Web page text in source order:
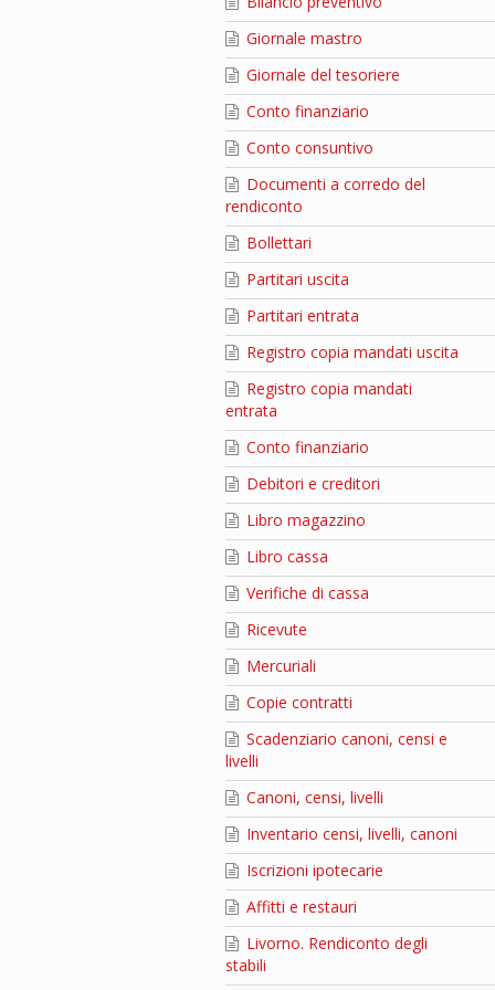
Giornale mastro
Giornale del tesoriere
Conto finanziario
Conto consuntivo
Documenti a corredo del
rendiconto
Bollettari
Partitari uscita
Partitari entrata
Registro copia mandati uscita
Registro copia mandati
entrata
Conto finanziario
Debitori e creditori
Libro magazzino
Libro cassa
Verifiche di cassa
Ricevute
Mercuriali
Copie contratti
Scadenziario canoni, censi e
livelli
Canoni, censi, livelli
Inventario censi, livelli, canoni
Iscrizioni ipotecarie
Affitti e restauri
Livorno. Rendiconto degli
stabili